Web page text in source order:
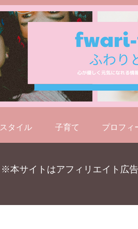
タイル 子育て プロフィ
※本サイトはアフィリエイト広告